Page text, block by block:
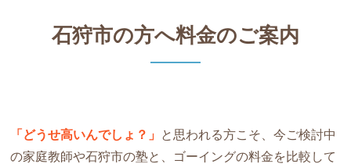
石狩市の方へ料金のご案内
「どうせ高いんでしょ？」 と思われる方こそ、今ご検討中
の家庭教師や石狩市の塾と、ゴーイングの料金を比較して